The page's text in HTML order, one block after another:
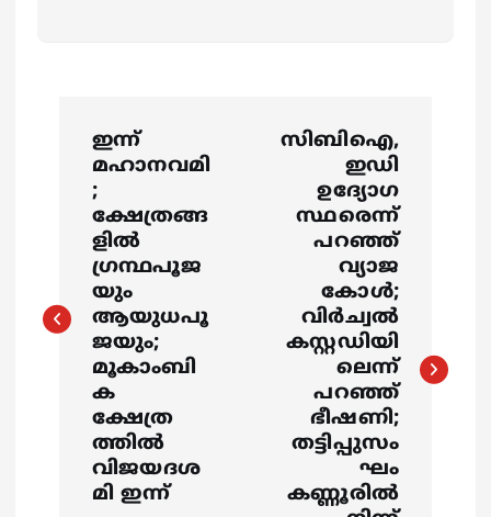
n
ഇന്ന്
മഹാനവമി
;
ക്ഷേത്രങ്ങ
ളില്‍
ഗ്രന്ഥപൂജ
യും
ആയുധപൂ
ജയും;
മൂകാംബി
ക
ക്ഷേത്ര
ത്തില്‍
വിജയദശ
മി ഇന്ന്
സിബിഐ,
ഇഡി
ഉദ്യോഗ
സ്ഥരെന്ന്
പറഞ്ഞ്
വ്യാജ
കോള്‍;
വിര്‍ച്വല്‍
കസ്റ്റഡിയി
ലെന്ന്
പറഞ്ഞ്
ഭീഷണി;
തട്ടിപ്പുസം
ഘം
കണ്ണൂരില്‍